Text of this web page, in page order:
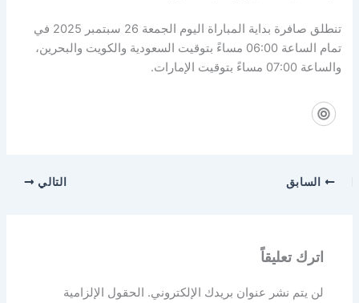
تنطلق صافرة بداية المباراة اليوم الجمعة 26 سبتمبر 2025 في
تمام الساعة 06:00 مساءً بتوقيت السعودية والكويت والبحرين،
والساعة 07:00 مساءً بتوقيت الإمارات.
السابق التالي
اترك تعليقاً
لن يتم نشر عنوان بريدك الإلكتروني. الحقول الإلزامية